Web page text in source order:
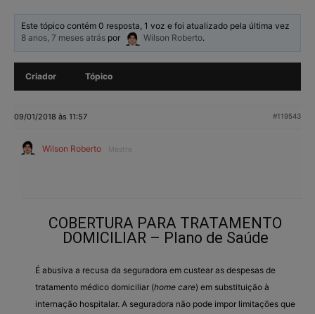
Este tópico contém 0 resposta, 1 voz e foi atualizado pela última vez
8 anos, 7 meses atrás por Wilson Roberto.
Criador Tópico
09/01/2018 às 11:57 #119543
Wilson Roberto Mestre
COBERTURA PARA TRATAMENTO
DOMICILIAR – Plano de Saúde
É abusiva a recusa da seguradora em custear as despesas de
tratamento médico domiciliar (home care) em substituição à
internação hospitalar. A seguradora não pode impor limitações que